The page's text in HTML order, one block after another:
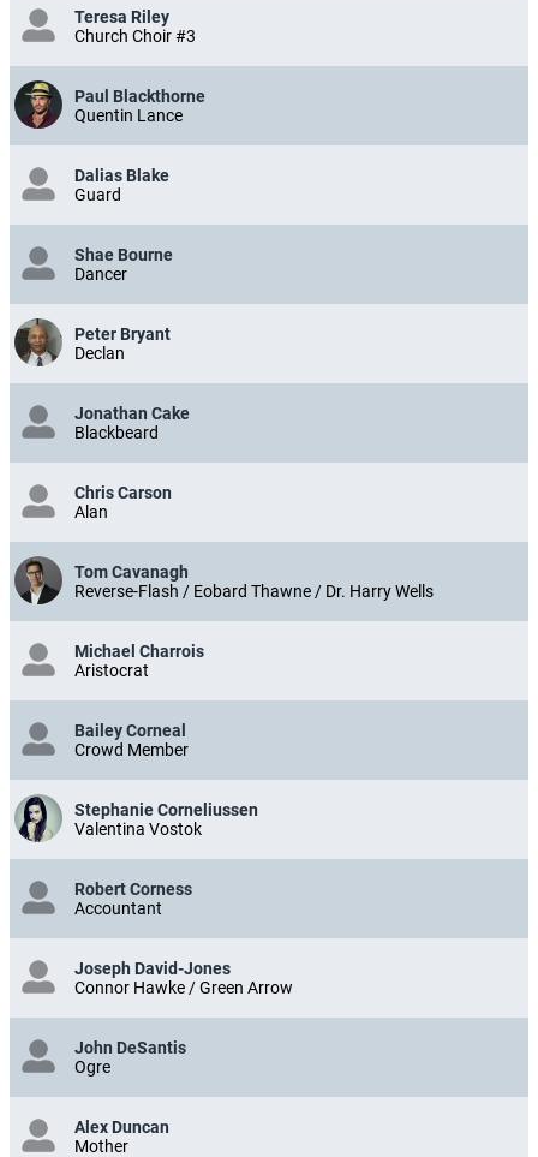
Teresa Riley
Church Choir #3
Paul Blackthorne
Quentin Lance
Dalias Blake
Guard
Shae Bourne
Dancer
Peter Bryant
Declan
Jonathan Cake
Blackbeard
Chris Carson
Alan
Tom Cavanagh
Reverse-Flash / Eobard Thawne / Dr. Harry Wells
Michael Charrois
Aristocrat
Bailey Corneal
Crowd Member
Stephanie Corneliussen
Valentina Vostok
Robert Corness
Accountant
Joseph David-Jones
Connor Hawke / Green Arrow
John DeSantis
Ogre
Alex Duncan
Mother